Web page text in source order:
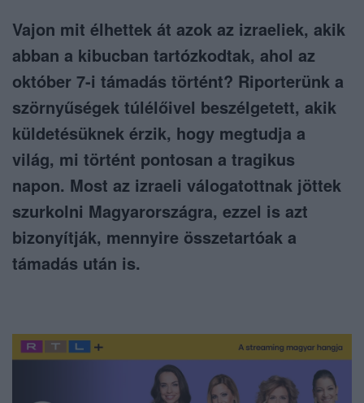
Vajon mit élhettek át azok az izraeliek, akik
abban a kibucban tartózkodtak, ahol az
október 7-i támadás történt? Riporterünk a
szörnyűségek túlélőivel beszélgetett, akik
küldetésüknek érzik, hogy megtudja a
világ, mi történt pontosan a tragikus
napon. Most az izraeli válogatottnak jöttek
szurkolni Magyarországra, ezzel is azt
bizonyítják, mennyire összetartóak a
támadás után is.